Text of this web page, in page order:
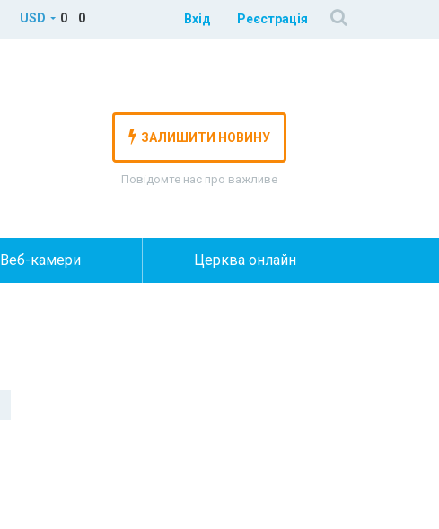
USD 0 0 Вхід Реєстрація
ЗАЛИШИТИ НОВИНУ
Повідомте нас про важливе
Веб-камери Церква онлайн